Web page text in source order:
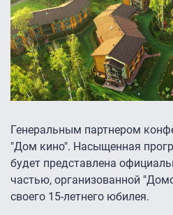
Генеральным партнером
"Дом кино". Насыщенная
будет представлена
частью, организованной
своего 15-летнего юбилея.